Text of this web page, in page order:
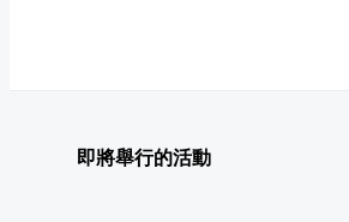
即將舉行的活動